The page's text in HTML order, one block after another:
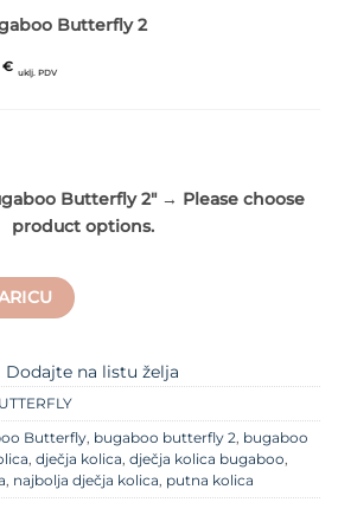
Butterfly 2
€ uklj. PDV
Butterfly 2"→ Please choose
product options.
bundle količina
Dodajte na listu želja
Butterfly, bugaboo butterfly 2, bugaboo
, dječja kolica, dječja kolica bugaboo,
, najbolja dječja kolica, putna kolica